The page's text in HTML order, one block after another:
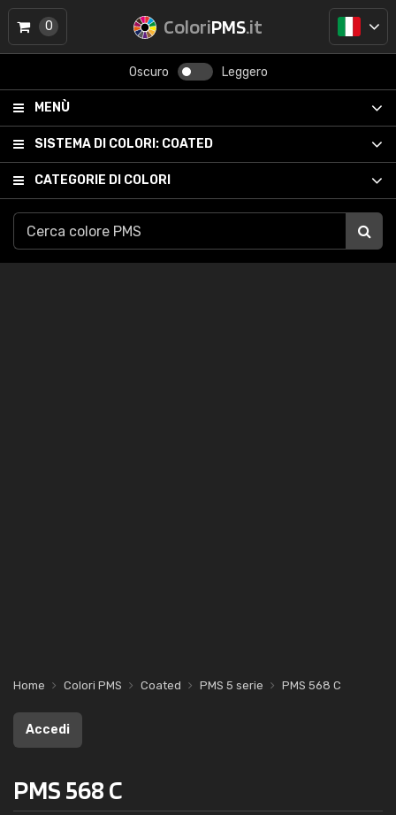
ColoriPMS.it
Oscuro Leggero
MENÙ
SISTEMA DI COLORI: COATED
CATEGORIE DI COLORI
0
Home Colori PMS Coated PMS 5 serie PMS 568 C
Accedi
PMS 568 C